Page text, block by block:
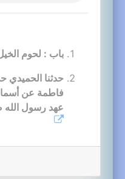
باب : لحوم
حدثنا الحميدي
فاطمة عن
عهد رسول الله